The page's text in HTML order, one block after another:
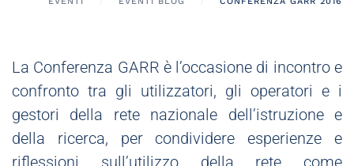
La Conferenza GARR è l’occasione di incontro e
confronto tra gli utilizzatori, gli operatori e i
gestori della rete nazionale dell’istruzione e
della ricerca, per condividere esperienze e
riflessioni sull’utilizzo della rete come